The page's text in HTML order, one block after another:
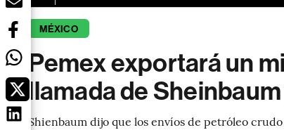
MÉXICO
Pemex exportará un
llamada de
Shienbaum dijo que los envíos de petróleo